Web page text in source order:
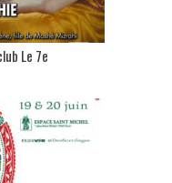
Le 7e